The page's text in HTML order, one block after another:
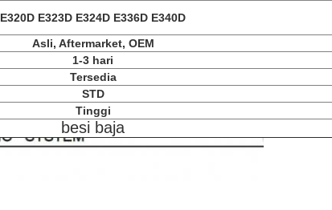
E320D E323D E324D E336D E340D
Asli, Aftermarket, OEM
1-3 hari
Tersedia
STD
Tinggi
besi baja